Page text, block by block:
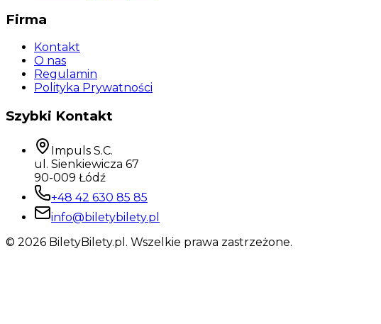
Firma
Kontakt
O nas
Regulamin
Polityka Prywatności
Szybki Kontakt
Impuls S.C.
ul. Sienkiewicza 67
90-009 Łódź
+48 42 630 85 85
info@biletybilety.pl
© 2026 BiletyBilety.pl. Wszelkie prawa zastrzeżone.